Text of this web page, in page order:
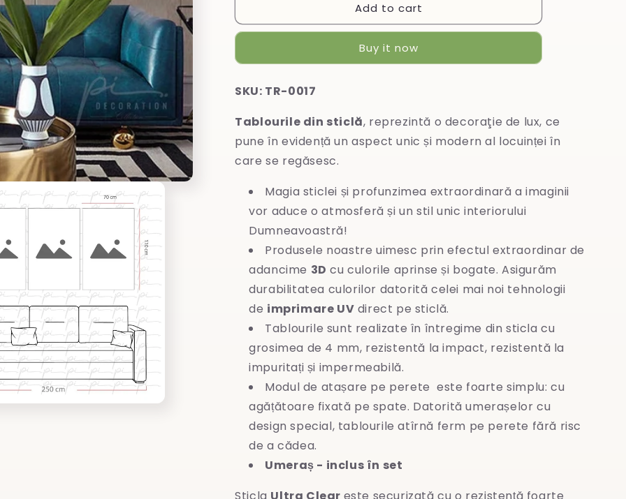
din
din
Add to cart
Buy it now
SKU: TR-0017
Tablourile din sticlă, reprezintă o decoraţie de lux, ce
pune în evidență un aspect unic și modern al locuinței în
care se regăsesc.
Magia sticlei și profunzimea extraordinară a imaginii
vor aduce o atmosferă și un stil unic interiorului
Dumneavoastră!
Produsele noastre uimesc prin efectul extraordinar de
adancime 3D cu culorile aprinse și bogate. Asigurăm
durabilitatea culorilor datorită celei mai noi tehnologii
de imprimare UV direct pe sticlă.
Tablourile sunt realizate în întregime din sticla cu
grosimea de 4 mm, rezistentă la impact, rezistentă la
impuritați și impermeabilă.
Modul de atașare pe perete este foarte simplu: cu
agățătoare fixată pe spate. Datorită umerașelor cu
design special, tablourile atîrnă ferm pe perete fără risc
de a cădea.
Umeraș - inclus în set